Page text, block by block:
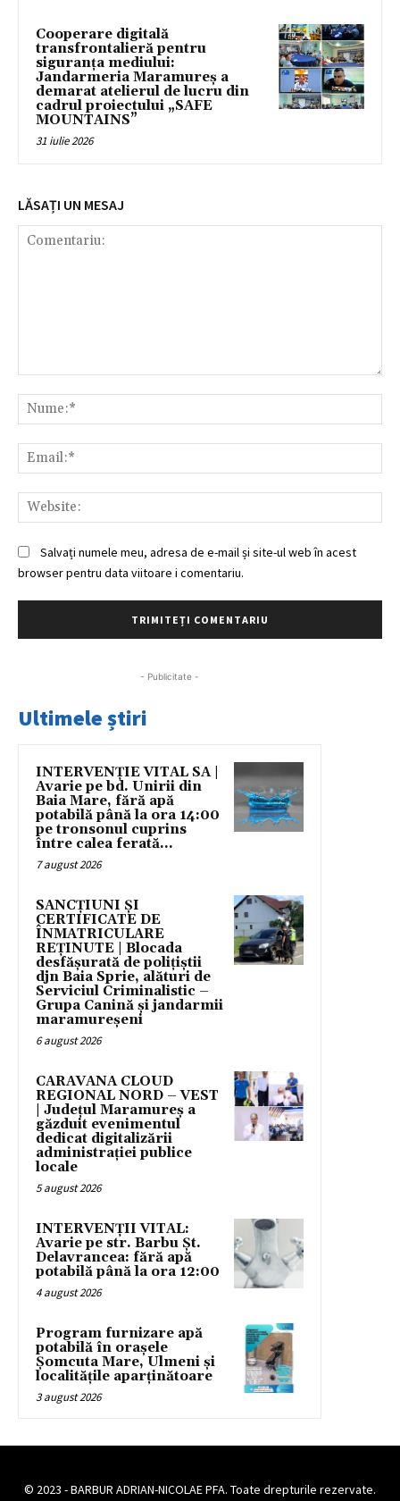
Cooperare digitală
transfrontalieră pentru
siguranța mediului:
Jandarmeria Maramureș a
demarat atelierul de lucru din
cadrul proiectului „SAFE
MOUNTAINS”
31 iulie 2026
LĂSAȚI UN MESAJ
Salvați numele meu, adresa de e-mail și site-ul web în acest
browser pentru data viitoare i comentariu.
- Publicitate -
Ultimele știri
INTERVENȚIE VITAL SA |
Avarie pe bd. Unirii din
Baia Mare, fără apă
potabilă până la ora 14:00
pe tronsonul cuprins
între calea ferată...
7 august 2026
SANCȚIUNI ȘI
CERTIFICATE DE
ÎNMATRICULARE
REȚINUTE | Blocada
desfășurată de polițiștii
djn Baia Sprie, alături de
Serviciul Criminalistic –
Grupa Canină și jandarmii
maramureșeni
6 august 2026
CARAVANA CLOUD
REGIONAL NORD – VEST
| Județul Maramureș a
găzduit evenimentul
dedicat digitalizării
administrației publice
locale
5 august 2026
INTERVENȚII VITAL:
Avarie pe str. Barbu Șt.
Delavrancea: fără apă
potabilă până la ora 12:00
4 august 2026
Program furnizare apă
potabilă în orașele
Șomcuta Mare, Ulmeni și
localitățile aparținătoare
3 august 2026
© 2023 - BARBUR ADRIAN-NICOLAE PFA. Toate drepturile rezervate.